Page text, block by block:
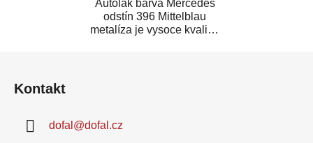
Autolak barva Mercedes
odstín 396 Mittelblau
metalíza je vysoce kvalitní
Kontakt
dofal @dofal.cz